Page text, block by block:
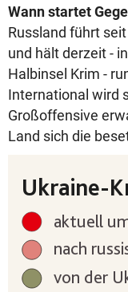
Wann startet
Russland führt
und hält derzeit -
Halbinsel Krim -
International wird
Großoffensive
Land sich die